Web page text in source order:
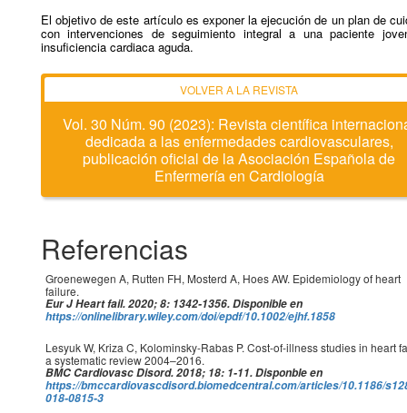
El objetivo de este artículo es exponer la ejecución de un plan de
con intervenciones de seguimiento integral a una paciente
insuficiencia cardiaca aguda.
Vol. 30 Núm. 90 (2023): Revista científica
dedicada a las enfermedades cardiovasculares,
publicación oficial de la Asociación Española de
Enfermería en Cardiología
Referencias
Groenewegen A, Rutten FH, Mosterd A, Hoes AW. Epidemiology of heart
failure.
Eur J Heart fail. 2020; 8: 1342-1356. Disponible en
https://onlinelibrary.wiley.com/doi/epdf/10.1002/ejhf.1858
Lesyuk W, Kriza C, Kolominsky-Rabas P. Cost-of-illness studies in heart
a systematic review 2004–2016.
BMC Cardiovasc Disord. 2018; 18: 1-11. Disponble en
https://bmccardiovascdisord.biomedcentral.com/articles/10.1186/
018-0815-3